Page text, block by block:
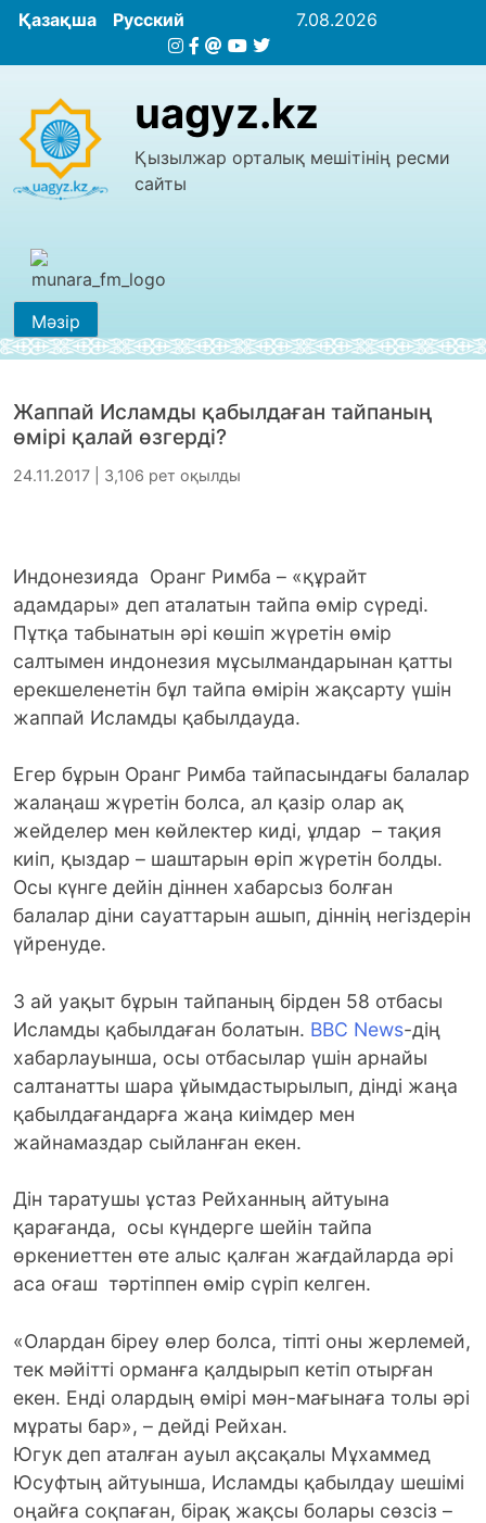
Қазақша Русский 7.08.2026
uagyz.kz
Қызылжар орталық мешітінің ресми
сайты
Мәзір
Жаппай Исламды қабылдаған тайпаның
өмірі қалай өзгерді?
24.11.2017 | 3,106 рет оқылды
Индонезияда Оранг Римба – «құрайт
адамдары» деп аталатын тайпа өмір сүреді.
Пұтқа табынатын әрі көшіп жүретін өмір
салтымен индонезия мұсылмандарынан қатты
ерекшеленетін бұл тайпа өмірін жақсарту үшін
жаппай Исламды қабылдауда.
Егер бұрын Оранг Римба тайпасындағы балалар
жалаңаш жүретін болса, ал қазір олар ақ
жейделер мен көйлектер киді, ұлдар – тақия
киіп, қыздар – шаштарын өріп жүретін болды.
Осы күнге дейін діннен хабарсыз болған
балалар діни сауаттарын ашып, діннің негіздерін
үйренуде.
3 ай уақыт бұрын тайпаның бірден 58 отбасы
Исламды қабылдаған болатын. BBC News-дің
хабарлауынша, осы отбасылар үшін арнайы
салтанатты шара ұйымдастырылып, дінді жаңа
қабылдағандарға жаңа киімдер мен
жайнамаздар сыйланған екен.
Дін таратушы ұстаз Рейханның айтуына
қарағанда, осы күндерге шейін тайпа
өркениеттен өте алыс қалған жағдайларда әрі
аса оғаш тәртіппен өмір сүріп келген.
«Олардан біреу өлер болса, тіпті оны жерлемей,
тек мәйітті орманға қалдырып кетіп отырған
екен. Енді олардың өмірі мән-мағынаға толы әрі
мұраты бар», – дейді Рейхан.
Югук деп аталған ауыл ақсақалы Мұхаммед
Юсуфтың айтуынша, Исламды қабылдау шешімі
оңайға соқпаған, бірақ жақсы болары сөзсіз –